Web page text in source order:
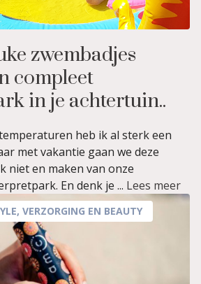
zwembadjes
compleet
in je achtertuin..
heb ik al sterk een
met vakantie gaan we deze
niet en maken van onze
En denk je ... Lees meer
, VERZORGING EN BEAUTY